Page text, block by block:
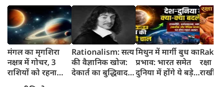
मंगल का मृगशिरा
नक्षत्र में गोचर, 3
राशियों को रहना
Rationalism: सत्य
की वैज्ञानिक खोज:
देकार्त का बुद्धिवाद
मिथुन में मार्गी बुध का
प्रभाव: भारत समेत
दुनिया में होंगे ये बड़े
रक्षा
राखी